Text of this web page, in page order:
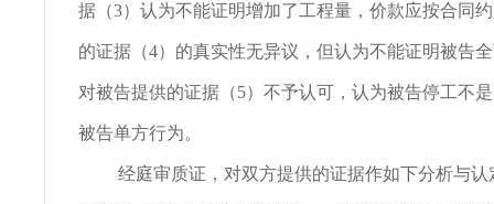
据（3）认为不能证明增加了工程量，价款应按合同
的证据（4）的真实性无异议，但认为不能证明被告
对被告提供的证据（5）不予认可，认为被告停工不
被告单方行为。
经庭审质证，对双方提供的证据作如下分析与认